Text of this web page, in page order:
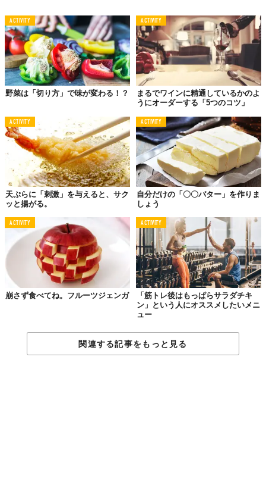
ACTIVITY
野菜は「切り方」で味が変わる！？
ACTIVITY
まるでワインに精通しているかのよ
うにオーダーする「5つのコツ」
ACTIVITY
天ぷらに「刺激」を与えると、サク
ッと揚がる。
ACTIVITY
自分だけの「〇〇バター」を作りま
しょう
ACTIVITY
崩さず食べてね。フルーツジェンガ
ACTIVITY
「筋トレ後はもっぱらサラダチキ
ン」という人にオススメしたいメニ
ュー
関連する記事をもっと見る